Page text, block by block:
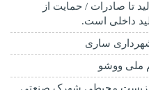
تا صادرات / حمایت از
داخلی است.
ساری
ملی ووشو